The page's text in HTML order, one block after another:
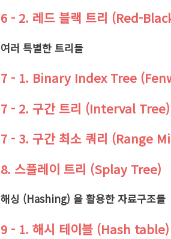
6 - 2. 레드 블랙 트리 (Red-
여러 특별한 트리들
7 - 1. Binary Index Tree
7 - 2. 구간 트리 (Interval Tree)
7 - 3. 구간 최소 쿼리 (Range
8. 스플레이 트리 (Splay Tree)
해싱 (Hashing) 을 활용한 자료구조들
9 - 1. 해시 테이블 (Hash table)